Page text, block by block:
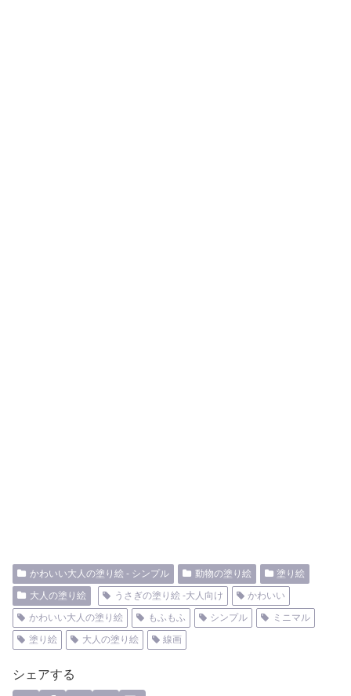
かわいい大人の塗り絵 - シンプル 動物の塗り絵
塗り絵
大人の塗り絵
うさぎの塗り絵 -大人向け
かわいい
かわいい大人の塗り絵
もふもふ シンプル
ミニマル
塗り絵
大人の塗り絵 線画
シェアする